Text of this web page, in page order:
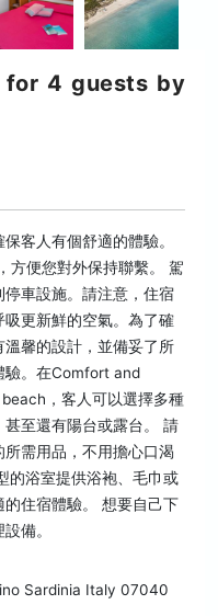
for 4 guests by
客人有個舒適的體驗。
方便您對外保持聯繫。 駕
車設施。請注意，住宿
更新鮮的空氣。為了確
馨的設計，並備妥了所
驗。在Comfort and
，客人可以選擇多種
至還有陽台或露台。 請
需用品，不用擔心口渴
的浴室提供浴袍、毛巾或
住宿體驗。 想要自己下
備。
Sardinia Italy 07040